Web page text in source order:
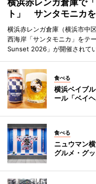
横浜赤レンガ倉庫で
ト」 サンタモニカ
横浜赤レンガ倉庫（横浜市中
西海岸「サンタモニカ」をテ
Sunset 2026」が開催されてい
食べる
横浜ベイブ
ール「ベイヘ
食べる
ニュウマン
グルメ・グ